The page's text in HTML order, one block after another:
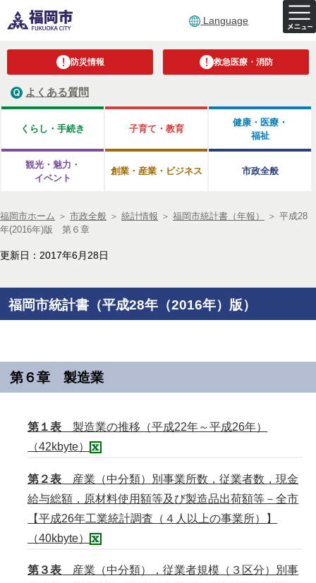
Language
防災情報 救急医療・消防
よくある質問
くらし・手続き 子育て・教育
健康・医療・
福祉
観光・魅力・
イベント
創業・産業・ビジネス 市政全般
福岡市ホーム ＞ 市政全般 ＞ 統計情報 ＞ 福岡市統計書（年報） ＞ 平成28
年(2016年)版 第６章
更新日：2017年6月28日
福岡市統計書（平成28年（2016年）版）
第６章 製造業
第１表 製造業の推移（平成22年～平成26年）
（42kbyte）
第２表 産業（中分類）別事業所数，従業者数，現金
給与総額，原材料使用額等及び製造品出荷額等－全市
【平成26年工業統計調査（４人以上の事業所）】
（40kbyte）
第３表 産業（中分類），従業者規模（３区分）別事